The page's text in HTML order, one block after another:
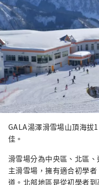
GALA湯澤滑雪場山頂海拔
佳。
滑雪場分為中央區、北區
主滑雪場，擁有適合初學
道。北部地區是從初學者